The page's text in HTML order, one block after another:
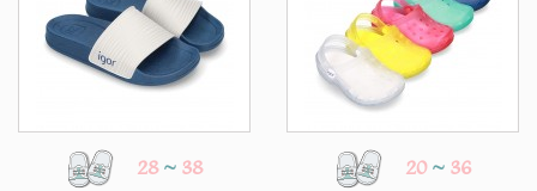
28 ~ 38 20 ~ 36